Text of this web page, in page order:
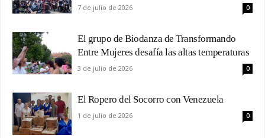
7 de julio de 2026 0
El grupo de Biodanza de Transformando
Entre Mujeres desafía las altas temperaturas
3 de julio de 2026 0
El Ropero del Socorro con Venezuela
1 de julio de 2026 0